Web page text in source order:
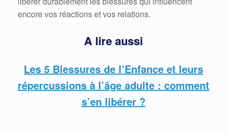
encore vos réactions et vos relations.
A lire aussi
Les 5 Blessures de l’Enfance et leurs
répercussions à l’âge adulte : comment
s’en libérer ?